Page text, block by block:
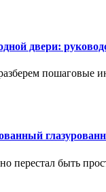
двери:
пошаговые
перестал быть